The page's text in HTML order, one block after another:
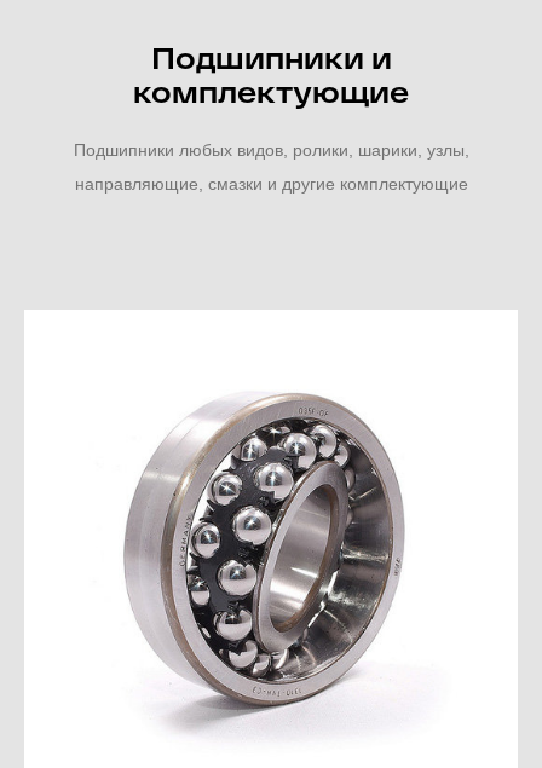
Подшипники и
комплектующие
Подшипники любых видов, ролики, шарики, узлы,
направляющие, смазки и другие комплектующие